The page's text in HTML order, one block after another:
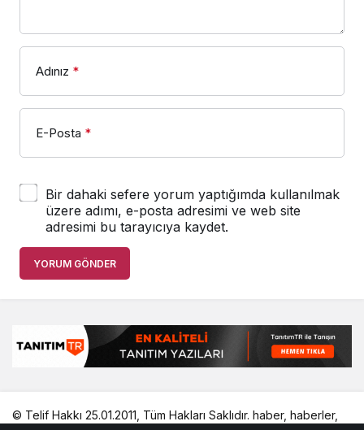
Adınız *
E-Posta *
Bir dahaki sefere yorum yaptığımda kullanılmak
üzere adımı, e-posta adresimi ve web site
adresimi bu tarayıcıya kaydet.
YORUM GÖNDER
© Telif Hakkı 25.01.2011, Tüm Hakları Saklıdır. haber, haberler,